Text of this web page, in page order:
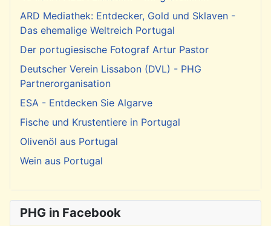
ARD Mediathek: Entdecker, Gold und Sklaven -
Das ehemalige Weltreich Portugal
Der portugiesische Fotograf Artur Pastor
Deutscher Verein Lissabon (DVL) - PHG
Partnerorganisation
ESA - Entdecken Sie Algarve
Fische und Krustentiere in Portugal
Olivenöl aus Portugal
Wein aus Portugal
PHG in Facebook